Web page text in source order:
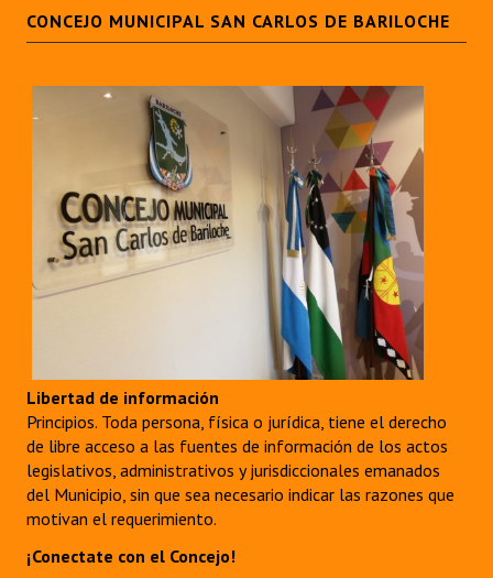
CONCEJO MUNICIPAL SAN CARLOS DE BARILOCHE
Libertad de información
Principios. Toda persona, física o jurídica, tiene el derecho
de libre acceso a las fuentes de información de los actos
legislativos, administrativos y jurisdiccionales emanados
del Municipio, sin que sea necesario indicar las razones que
motivan el requerimiento.
¡Conectate con el Concejo!